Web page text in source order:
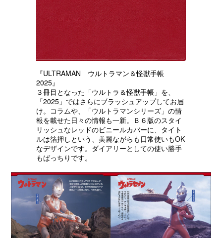
『ULTRAMAN ウルトラマン＆怪獣手帳
2025』
３冊目となった「ウルトラ＆怪獣手帳」を、
「2025」ではさらにブラッシュアップしてお届
け。コラムや、「ウルトラマンシリーズ」の情
報を載せた日々の情報も一新。Ｂ６版のスタイ
リッシュなレッドのビニールカバーに、タイト
ルは箔押しという、美麗ながらも日常使いもOK
なデザインです。ダイアリーとしての使い勝手
もばっちりです。